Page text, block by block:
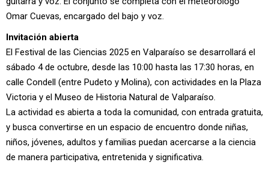
Omar Cuevas, encargado del bajo y voz.
Invitación abierta
El Festival de las Ciencias 2025 en Valparaíso se desarrollará el
sábado 4 de octubre, desde las 10:00 hasta las 17:30 horas, en
calle Condell (entre Pudeto y Molina), con actividades en la Plaza
Victoria y el Museo de Historia Natural de Valparaíso.
La actividad es abierta a toda la comunidad, con entrada gratuita,
y busca convertirse en un espacio de encuentro donde niñas,
niños, jóvenes, adultos y familias puedan acercarse a la ciencia
de manera participativa, entretenida y significativa.